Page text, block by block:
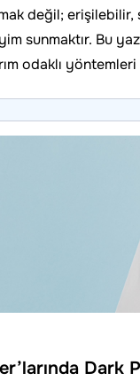
değil;
sunmaktır. Bu
odaklı
Dark